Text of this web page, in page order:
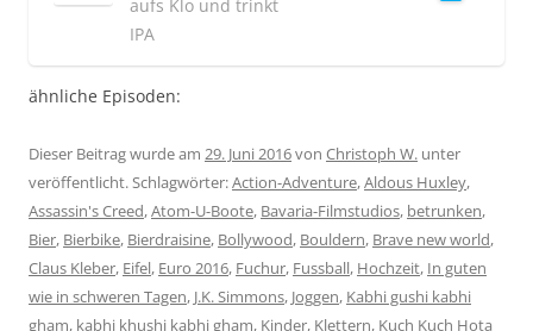
aufs Klo und trinkt
IPA
ähnliche Episoden:
Dieser Beitrag wurde am 29. Juni 2016von Christoph W. unter
veröffentlicht. Schlagwörter:Action-Adventure,Aldous Huxley,
Assassin's Creed,Atom-U-Boote, Bavaria-Filmstudios, betrunken,
Bier, Bierbike, Bierdraisine, Bollywood, Bouldern, Brave new world,
Claus Kleber, Eifel, Euro 2016, Fuchur, Fussball, Hochzeit, In guten
wie in schweren Tagen, J.K. Simmons, Joggen, Kabhi gushi kabhi
gham, kabhi khushi kabhi gham, Kinder, Klettern, Kuch Kuch Hota